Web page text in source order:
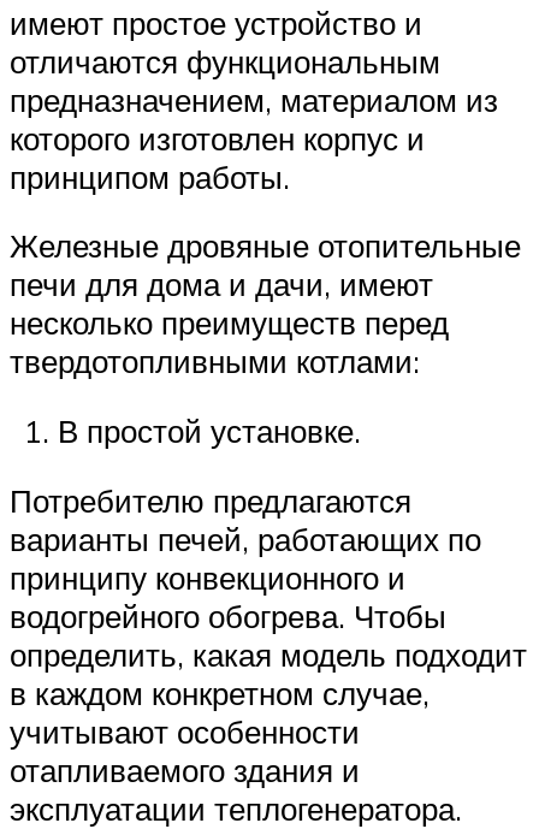
имеют простое устройство и
отличаются функциональным
предназначением, материалом из
которого изготовлен корпус и
принципом работы.
Железные дровяные отопительные
печи для дома и дачи, имеют
несколько преимуществ перед
твердотопливными котлами:
В простой установке.
Потребителю предлагаются
варианты печей, работающих по
принципу конвекционного и
водогрейного обогрева. Чтобы
определить, какая модель подходит
в каждом конкретном случае,
учитывают особенности
отапливаемого здания и
эксплуатации теплогенератора.